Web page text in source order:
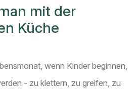
mit der
Küche
wenn Kinder beginnen,
- zu klettern, zu greifen, zu